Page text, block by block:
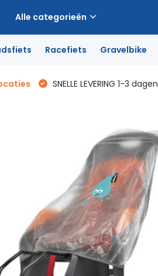
Alle categorieën
Racefiets Gravelbike
SNELLE LEVERING 1-3 dagen